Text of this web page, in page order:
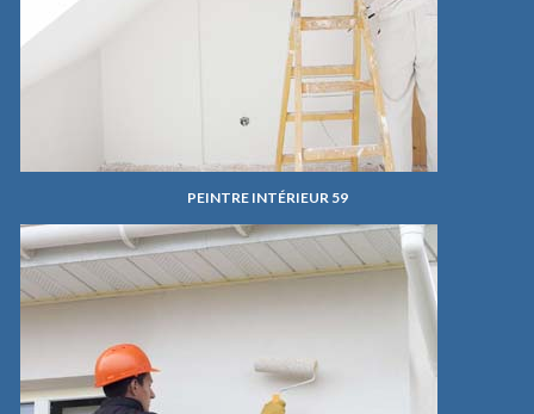
PEINTRE INTÉRIEUR 59